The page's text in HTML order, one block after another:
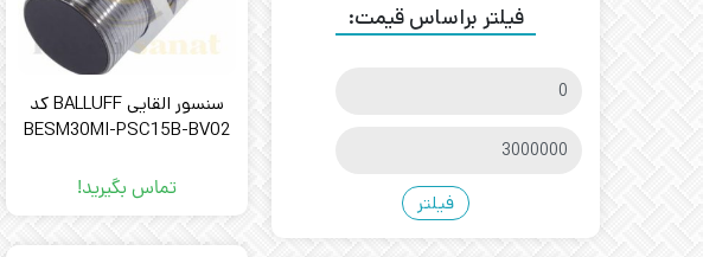
سنسور القایی BALLUFF کد
BESM30MI-PSC15B-BV02
تماس بگیرید!
فیلتر براساس قیمت:
فیلتر